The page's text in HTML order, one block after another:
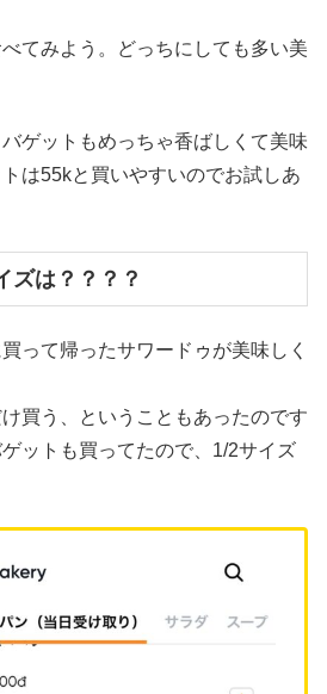
てみよう。どっちにしても多い美
ゲットもめっちゃ香ばしくて美味
は55kと買いやすいのでお試しあ
ズは？？？？
って帰ったサワードゥが美味しく
買う、ということもあったのです
ットも買ってたので、1/2サイズ